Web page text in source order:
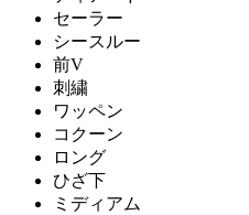
セーラー
シースルー
前V
刺繍
ワッペン
コクーン
ロング
ひざ下
ミディアム